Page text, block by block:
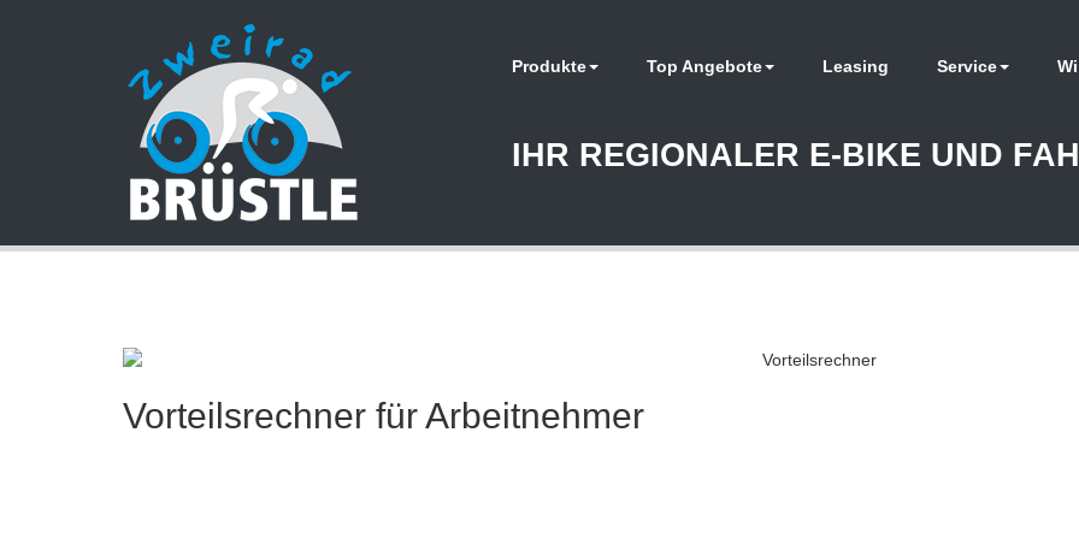
Produkte Top Angebote Leasing Service
IHR REGIONALER E-BIKE UND
Vorteilsrechner für Arbeitnehmer